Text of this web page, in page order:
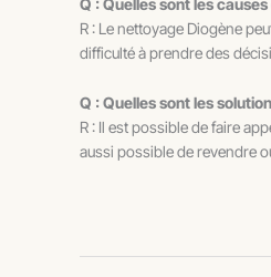
Q : Quelles sont les
R : Le nettoyage Diogène
difficulté à prendre des
Q : Quelles sont les
R : Il est possible de faire
aussi possible de revendre